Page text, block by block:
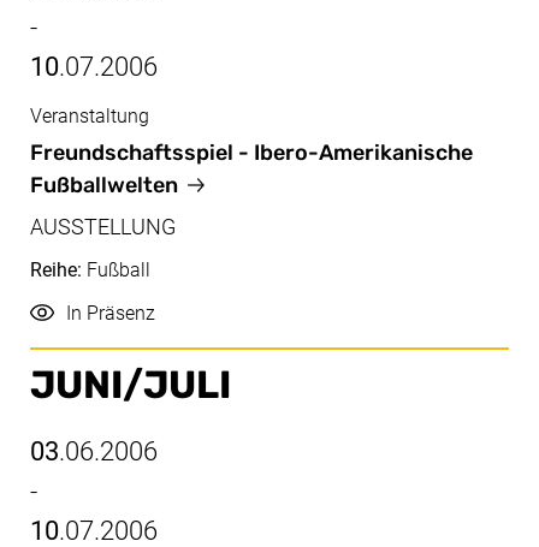
-
10.07.2006
Juni/Juli, 03.06.2006 - 10.07.2006
Freundschaftsspiel - Ibero-Amerikanische
Fußballwelten
Veranstaltung
AUSSTELLUNG
Reihe: Fußball
Durchführung
In Präsenz
JUNI/​JULI
03.06.2006
-
10.07.2006